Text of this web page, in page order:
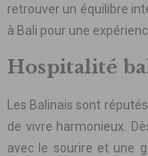
retrouver un équilibre
à Bali pour une
Hospitalité
Les Balinais sont
de vivre harmonieux.
avec le sourire et une